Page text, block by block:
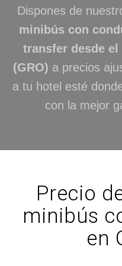
Dispones de
minibús con
transfer desde
(GRO) a precios
a tu hotel esté
con la mejor
Precio
minibús
en